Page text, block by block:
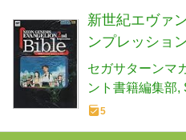
新世紀エヴァ
ンプレッショ
セガサターンマ
ント書籍編集部
5